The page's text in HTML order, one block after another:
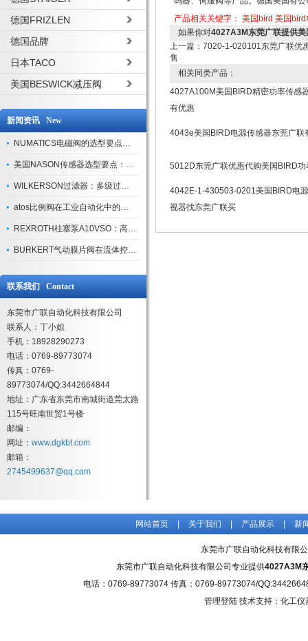
德国FRIZLEN
德国品牌
日本TACO
美国BESWICK减压阀
新闻资讯 New
NUMATICS电磁阀的选型要点与使用注意事项
美国NASON传感器选型要点：精度、量程与接口适配指南
WILKERSON过滤器：多级过滤技术，适配多行业净化需求
atos比例阀在工业自动化中的关键应用
REXROTH柱塞泵A10VSO：高效液压系统的核心组件
BURKERT气动膜片阀在流体控制中的应用
联系我们 Contact
东莞市广联自动化科技有限公司
联系人：丁小姐
手机：18928290273
电话：0769-89773074
传真：0769-
89773074/QQ:3442664844
地址：广东省东莞市南城街道莞太路
115号旺南世贸1号楼
邮编：
网址： www.dgkbt.com
邮箱：
2745499637@qq.com
产品相关关键字： 美国bird 美国bird
如果你对4027A3M东莞广联提供
上一篇： 7020-1-020101东莞广联优
售
相关同类产品：
4027A100M美国BIRD精密功率传感
有优惠
4043e美国BIRD电源传感器东莞广联
5012D东莞广联优惠代购美国BIRD功
4042E-1-430503-0201美国BIRD电
视器找东莞广联买
网站首页 关于我们 产品展示 新
东莞市广联自动化科技有限
东莞市广联自动化科技有限公司专业提供4027A3M
电话：0769-89773074 传真：0769-89773074/
管理登陆 技术支持：化工